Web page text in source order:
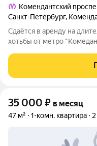
Комендантский
Санкт-Петербург,
Сдаётся в аренду на
хотьбы от метро
для комфортного
дворе открытая парковка,
35 000 ₽ в месяц
47 м² 1-комн. квартира 2